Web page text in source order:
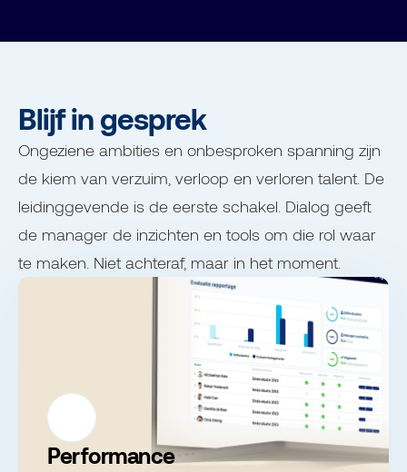
Blijf in gesprek
Ongeziene ambities en onbesproken spanning zijn
de kiem van verzuim, verloop en verloren talent. De
leidinggevende is de eerste schakel. Dialog geeft
de manager de inzichten en tools om die rol waar
te maken. Niet achteraf, maar in het moment.
Performance